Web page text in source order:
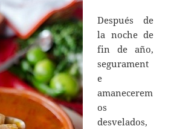
Después de
la noche de
fin de año,
segurament
e
amanecerem
os
desvelados,